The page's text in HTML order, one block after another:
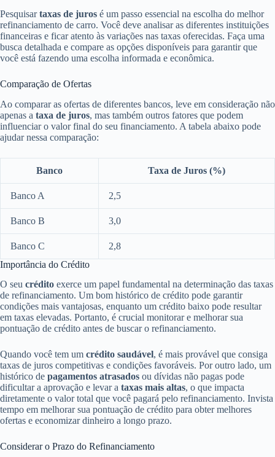
Pesquisartaxas de juros é um passo essencial na escolha do melhor
refinanciamento de carro. Você deve analisar as diferentes instituições
financeiras e ficar atento às variações nas taxas oferecidas. Faça uma
busca detalhada e compare as opções disponíveis para garantir que
você está fazendo uma escolha informada e econômica.
Comparação de Ofertas
Ao comparar as ofertas de diferentes bancos, leve em consideração não
apenas a taxa de juros, mas também outros fatores que podem
influenciar o valor final do seu financiamento. A tabela abaixo pode
ajudar nessa comparação:
Banco Taxa de Juros (%)
Banco A 2,5
Banco B 3,0
Banco C
2,8
Importância do Crédito
O seu crédito exerce um papel fundamental na determinação das taxas
de refinanciamento. Um bom histórico de crédito pode garantir
condições mais vantajosas, enquanto um crédito baixo pode resultar
em taxas elevadas. Portanto, é crucial monitorar e melhorar sua
pontuação de crédito antes de buscar o refinanciamento.
Quando você tem um crédito saudável, é mais provável que consiga
taxas de juros competitivas e condições favoráveis. Por outro lado, um
histórico de pagamentos atrasados ou dívidas não pagas pode
dificultar a aprovação e levar a taxas mais altas, o que impacta
diretamente o valor total que você pagará pelo refinanciamento. Invista
tempo em melhorar sua pontuação de crédito para obter melhores
ofertas e economizar dinheiro a longo prazo.
Considerar o Prazo do Refinanciamento